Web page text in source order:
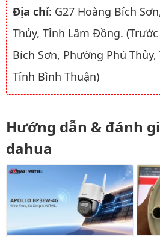
Địa chỉ: G27 Hoàng Bích
Thủy, Tỉnh Lâm Đồng.
Bích Sơn, Phường Phú Thủy,
Tỉnh Bình Thuận)
Hướng dẫn & đánh
dahua